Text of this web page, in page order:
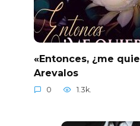
«Entonces, ¿me
Arevalos
0 1.3k.